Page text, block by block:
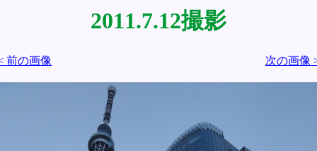
2011.7.12撮影
前の画像 次の画像